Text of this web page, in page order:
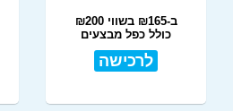
ב-₪165 בשווי ₪200
כולל כפל מבצעים
לרכישה